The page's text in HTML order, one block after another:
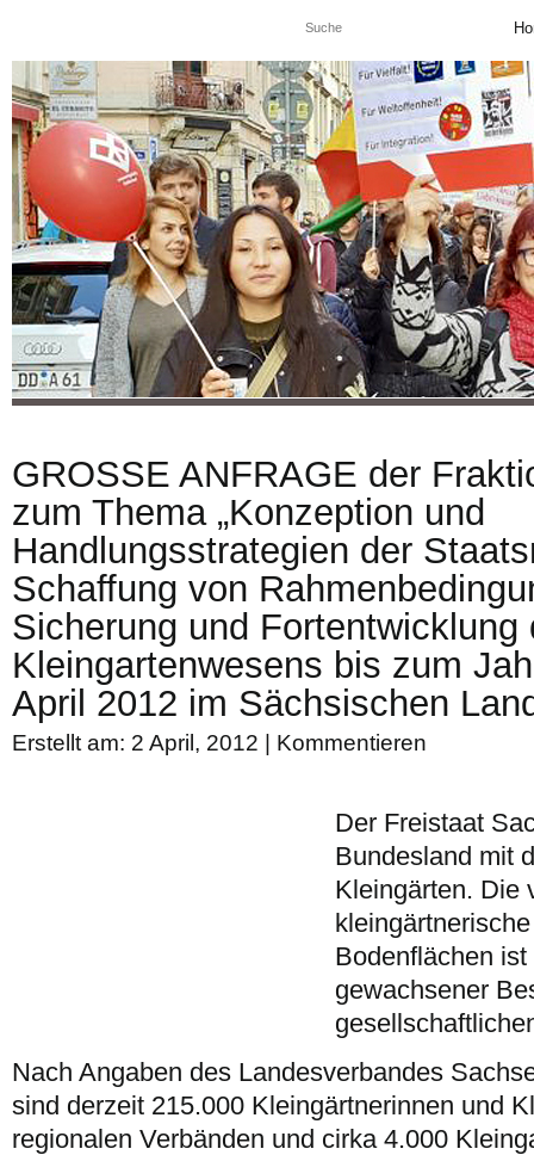
GROSSE ANFRAGE der
zum Thema „Konzeption und
Handlungsstrategien der
Schaffung von
Sicherung und
Kleingartenwesens bis zum
April 2012 im Sächsischen
Erstellt am: 2 April, 2012 | Kommentieren
Der Freistaat
Bundesland mit
Kleingärten. Die
Bodenflächen
gewachsener
Nach Angaben des Landesverbandes
sind derzeit 215.000 Kleingärtnerinnen und
regionalen Verbänden und cirka 4.000